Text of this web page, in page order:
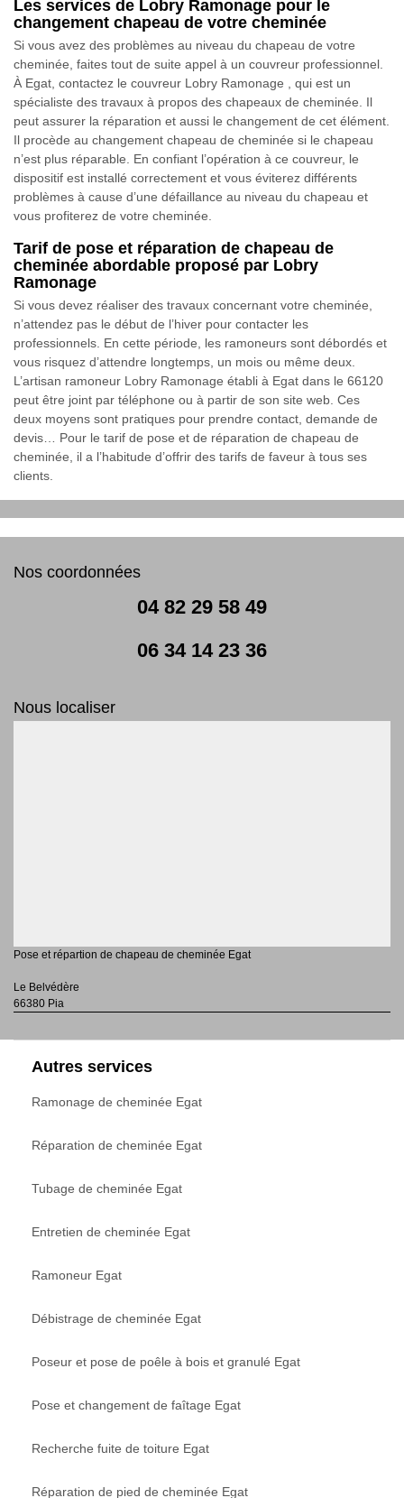
Les services de Lobry Ramonage pour le
changement chapeau de votre cheminée
Si vous avez des problèmes au niveau du chapeau de votre
cheminée, faites tout de suite appel à un couvreur professionnel.
À Egat, contactez le couvreur Lobry Ramonage , qui est un
spécialiste des travaux à propos des chapeaux de cheminée. Il
peut assurer la réparation et aussi le changement de cet élément.
Il procède au changement chapeau de cheminée si le chapeau
n’est plus réparable. En confiant l’opération à ce couvreur, le
dispositif est installé correctement et vous éviterez différents
problèmes à cause d’une défaillance au niveau du chapeau et
vous profiterez de votre cheminée.
Tarif de pose et réparation de chapeau de
cheminée abordable proposé par Lobry
Ramonage
Si vous devez réaliser des travaux concernant votre cheminée,
n’attendez pas le début de l’hiver pour contacter les
professionnels. En cette période, les ramoneurs sont débordés et
vous risquez d’attendre longtemps, un mois ou même deux.
L’artisan ramoneur Lobry Ramonage établi à Egat dans le 66120
peut être joint par téléphone ou à partir de son site web. Ces
deux moyens sont pratiques pour prendre contact, demande de
devis… Pour le tarif de pose et de réparation de chapeau de
cheminée, il a l’habitude d’offrir des tarifs de faveur à tous ses
clients.
Nos coordonnées
04 82 29 58 49
06 34 14 23 36
Nous localiser
Pose et répartion de chapeau de cheminée Egat
Le Belvédère
66380 Pia
Autres services
Ramonage de cheminée Egat
Réparation de cheminée Egat
Tubage de cheminée Egat
Entretien de cheminée Egat
Ramoneur Egat
Débistrage de cheminée Egat
Poseur et pose de poêle à bois et granulé Egat
Pose et changement de faîtage Egat
Recherche fuite de toiture Egat
Réparation de pied de cheminée Egat